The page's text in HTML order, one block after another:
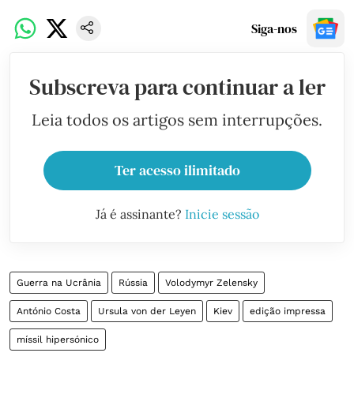
Siga-nos
Subscreva para continuar a ler
Leia todos os artigos sem interrupções.
Ter acesso ilimitado
Já é assinante? Inicie sessão
Guerra na Ucrânia Rússia Volodymyr Zelensky
António Costa Ursula von der Leyen Kiev edição impressa
míssil hipersónico